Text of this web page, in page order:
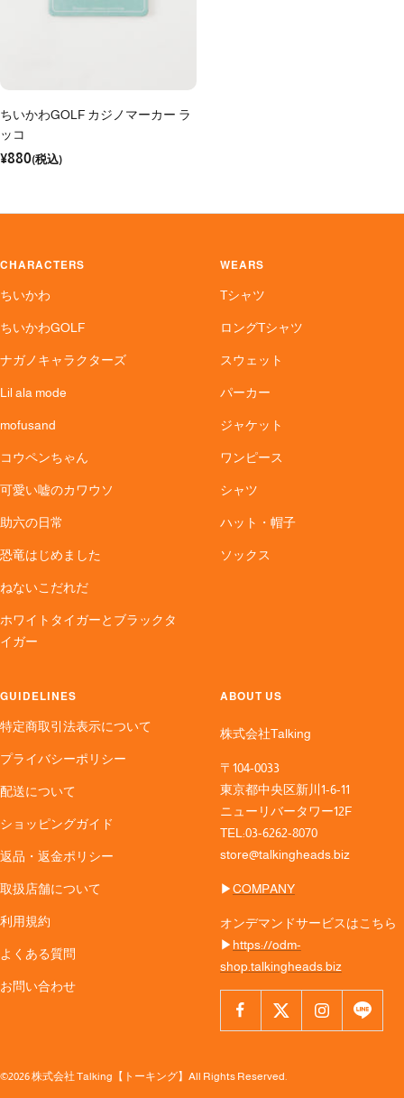
ちいかわGOLF カジノマーカー ラ
ッコ
セ
ー
ル
価
格
¥880(税込)
CHARACTERS
ちいかわ
ちいかわGOLF
ナガノキャラクターズ
Lil ala mode
mofusand
コウペンちゃん
可愛い嘘のカワウソ
助六の日常
恐竜はじめました
ねないこだれだ
ホワイトタイガーとブラックタ
イガー
WEARS
Tシャツ
ロングTシャツ
スウェット
パーカー
ジャケット
ワンピース
シャツ
ハット・帽子
ソックス
GUIDELINES
特定商取引法表示について
プライバシーポリシー
配送について
ショッピングガイド
返品・返金ポリシー
取扱店舗について
利用規約
よくある質問
お問い合わせ
ABOUT US
株式会社Talking
〒104-0033
東京都中央区新川1-6-11
ニューリバータワー12F
TEL:03-6262-8070
store@talkingheads.biz
▶︎COMPANY
オンデマンドサービスはこちら
▶︎ https://odm-
shop.talkingheads.biz
©2026 株式会社 Talking【トーキング】All Rights Reserved.